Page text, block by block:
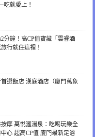
吃就愛上！
分鐘！高CP值寶藏「雲睿酒
行就住這裡！
選飯店 漢庭酒店（廈門萬象
摩 萬悅滙湯泉：吃喝玩樂全
心 超高CP值 廈門最新足浴